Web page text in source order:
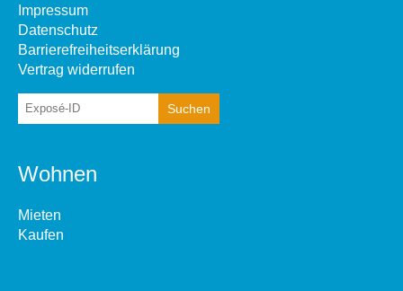
Impressum
Datenschutz
Barrierefreiheitserklärung
Vertrag widerrufen
Wohnen
Mieten
Kaufen